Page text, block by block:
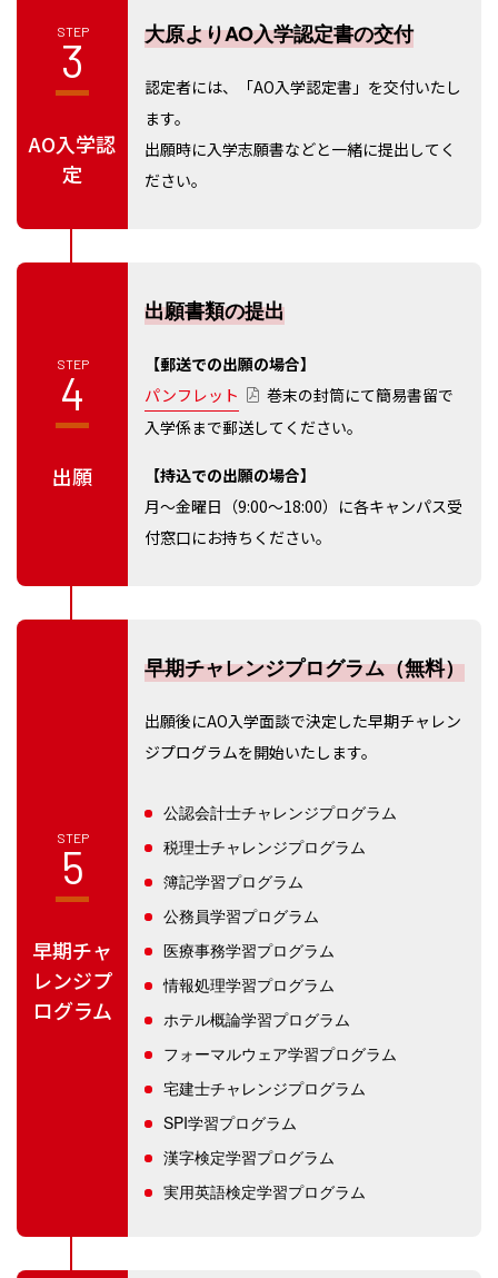
STEP
3
AO入学認
定
大原よりAO入学認定書の交付
認定者には、「AO入学認定書」を交付いたし
ます。
出願時に入学志願書などと一緒に提出してく
ださい。
STEP
4
出願
出願書類の提出
【郵送での出願の場合】
パンフレット
巻末の封筒にて簡易書留で
入学係まで郵送してください。
【持込での出願の場合】
月～金曜日（9:00～18:00）に各キャンパス受
付窓口にお持ちください。
STEP
5
早期チャ
レンジプ
ログラム
早期チャレンジプログラム（無料）
出願後にAO入学面談で決定した早期チャレン
ジプログラムを開始いたします。
公認会計士チャレンジプログラム
税理士チャレンジプログラム
簿記学習プログラム
公務員学習プログラム
医療事務学習プログラム
情報処理学習プログラム
ホテル概論学習プログラム
フォーマルウェア学習プログラム
宅建士チャレンジプログラム
SPI学習プログラム
漢字検定学習プログラム
実用英語検定学習プログラム